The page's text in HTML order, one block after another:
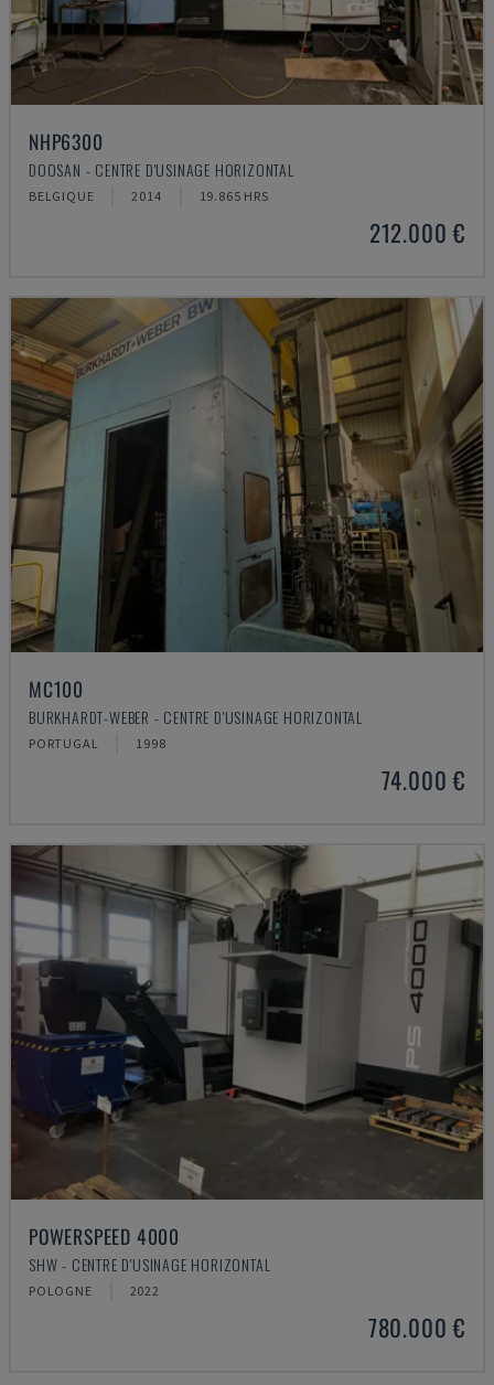
NHP6300
DOOSAN - CENTRE D'USINAGE HORIZONTAL
BELGIQUE 2014 19.865 HRS
212.000 €
MC100
BURKHARDT-WEBER - CENTRE D'USINAGE HORIZONTAL
PORTUGAL 1998
74.000 €
POWERSPEED 4000
SHW - CENTRE D'USINAGE HORIZONTAL
POLOGNE 2022
780.000 €